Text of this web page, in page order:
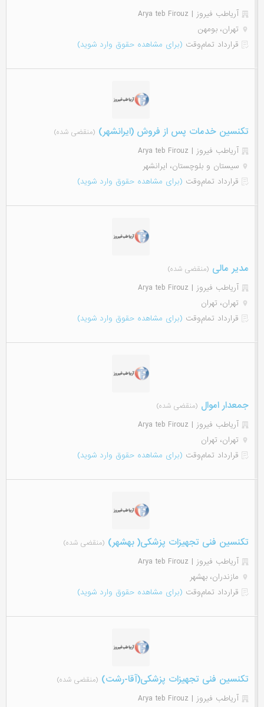
آریاطب فیروز | Arya teb Firouz
تهران، بومهن
قرارداد تمام‌وقت (برای مشاهده حقوق وارد شوید)
تکنسین خدمات پس از فروش (ایرانشهر) (منقضی شده)
آریاطب فیروز | Arya teb Firouz
سیستان و بلوچستان، ایرانشهر
قرارداد تمام‌وقت (برای مشاهده حقوق وارد شوید)
مدیر مالی (منقضی شده)
آریاطب فیروز | Arya teb Firouz
تهران، تهران
قرارداد تمام‌وقت (برای مشاهده حقوق وارد شوید)
جمعدار اموال (منقضی شده)
آریاطب فیروز | Arya teb Firouz
تهران، تهران
قرارداد تمام‌وقت (برای مشاهده حقوق وارد شوید)
تکنسین فنی تجهیزات پزشکی( بهشهر) (منقضی شده)
آریاطب فیروز | Arya teb Firouz
مازندران، بهشهر
قرارداد تمام‌وقت (برای مشاهده حقوق وارد شوید)
تکنسین فنی تجهیزات پزشکی(آقا-رشت) (منقضی شده)
آریاطب فیروز | Arya teb Firouz